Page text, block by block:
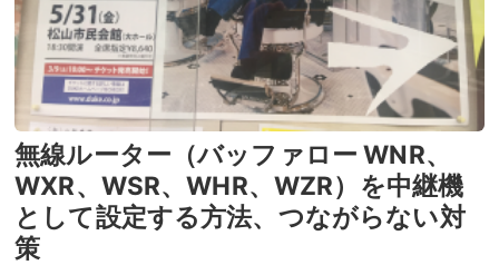
無線ルーター（バッファロー WNR、
WXR、WSR、WHR、WZR）を中継機
として設定する方法、つながらない対
策